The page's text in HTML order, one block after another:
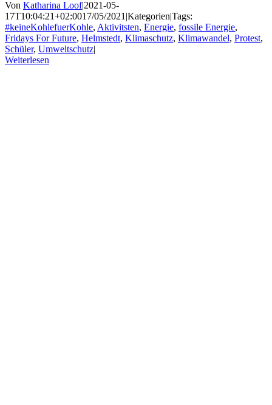
Von Katharina Loof|2021-05-
17T10:04:21+02:0017/05/2021 |Kategorien|Tags:
#keineKohlefuerKohle, Aktivitsten, Energie, fossile Energie,
Fridays For Future, Helmstedt, Klimaschutz, Klimawandel, Protest,
Schüler, Umweltschutz|
Weiterlesen